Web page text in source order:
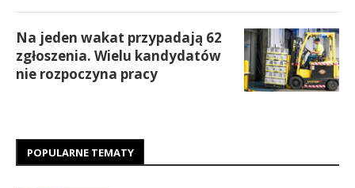
Na jeden wakat przypadają 62
zgłoszenia. Wielu kandydatów
nie rozpoczyna pracy
POPULARNE TEMATY